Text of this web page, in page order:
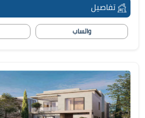
تفاصيل
واتساب